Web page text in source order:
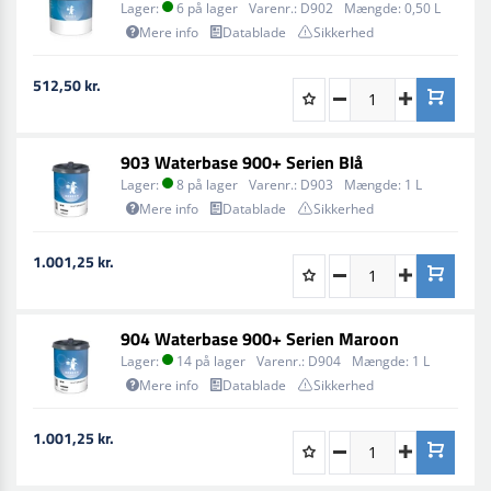
Lager: 6 på lager Varenr.: D902 Mængde: 0,50 L
Mere info
Datablade Sikkerhed
512,50 kr.
903 Waterbase 900+ Serien Blå
Lager: 8 på lager Varenr.: D903 Mængde: 1 L
Mere info
Datablade Sikkerhed
1.001,25 kr.
904 Waterbase 900+ Serien Maroon
Lager: 14 på lager Varenr.: D904 Mængde: 1 L
Mere info
Datablade Sikkerhed
1.001,25 kr.